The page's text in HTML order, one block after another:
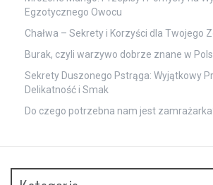
Egzotycznego Owocu
Chałwa – Sekrety i Korzyści dla Twojego
Burak, czyli warzywo dobrze znane w
Sekrety Duszonego Pstrąga: Wyjątkowy
Delikatność i Smak
Do czego potrzebna nam jest